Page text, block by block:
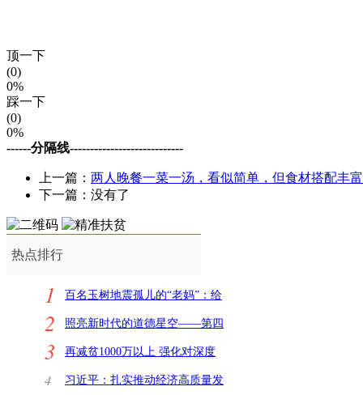
顶一下
(0)
0%
踩一下
(0)
0%
------分隔线----------------------------
上一篇： 两人晚餐一菜一汤，看似简单，但食材搭配丰
下一篇：没有了
热点排行
1
百名玉树地震孤儿的“老妈”：给
了他们一个家
2
照亮新时代的道德星空——第四
批全国学雷锋活
3
再减贫1000万以上 强化对深度
贫困地区支持
4
习近平：扎实推动经济高质量发